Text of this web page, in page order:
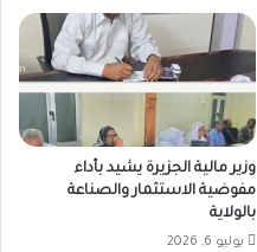
وزير مالية الجزيرة يشيد بأداء
مفوضية الاستثمار والصناعة
بالولاية
يوليو 6, 2026